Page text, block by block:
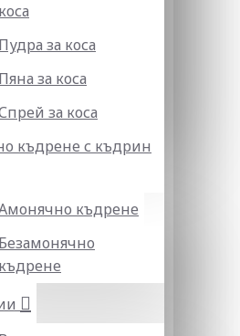
коса
Пудра за коса
Пяна за коса
за коса
къдрене с къдрин
къдрене
Безамонячно
къдрене